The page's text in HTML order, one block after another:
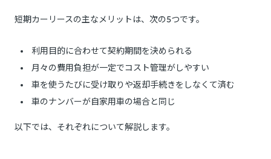
短期カーリースの主なメリットは、次の5つです。
利用目的に合わせて契約期間を決められる
月々の費用負担が一定でコスト管理がしやすい
車を使うたびに受け取りや返却手続きをしなくて済む
車のナンバーが自家用車の場合と同じ
以下では、それぞれについて解説します。